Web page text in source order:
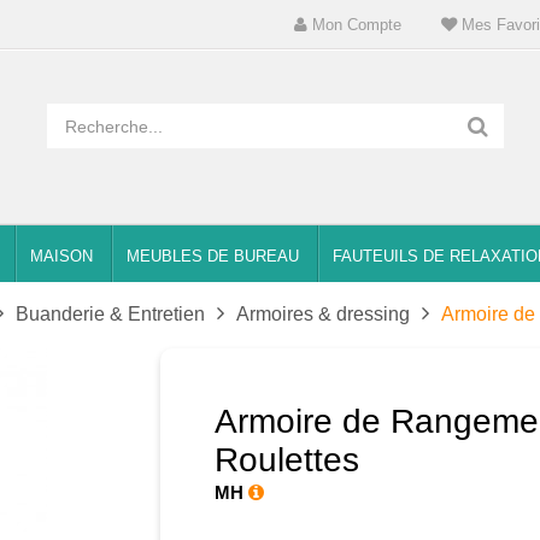
Mon Compte Mes
MAISON MEUBLES DE BUREAU FAUTEUILS DE
Buanderie & Entretien Armoires & dressing Armoire
Armoire de
Roulettes
MH